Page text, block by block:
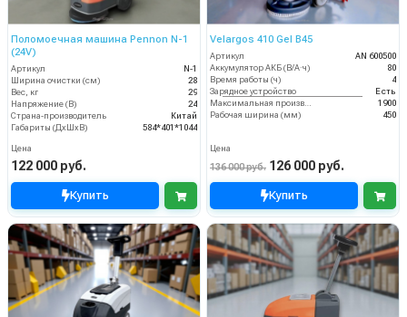
Поломоечная машина Pennon N-1
(24V)
Артикул
N-1
Ширина очистки (см)
28
Вес, кг
29
Напряжение (В)
24
Страна-производитель
Китай
Габариты (ДхШхВ)
584*401*1044
Цена
122 000 руб.
Купить
Velargos 410 Gel B45
Артикул
AN 600500
Аккумулятор АКБ (В/А·ч)
80
Время работы (ч)
4
Зарядное устройство
Есть
Максимальная производительность (кв.м/час)
1900
Рабочая ширина (мм)
450
Цена
136 000 руб. 126 000 руб.
Купить